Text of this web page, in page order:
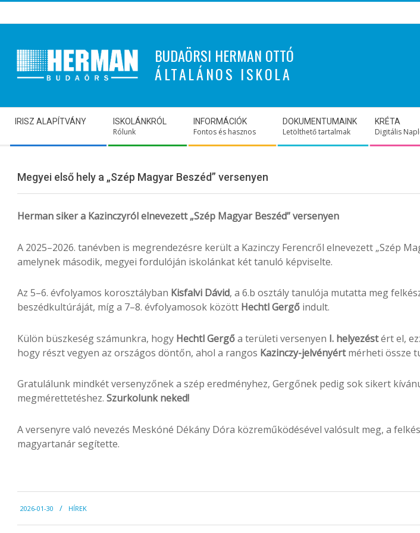
to
BUDAÖRSI HERMAN OTTÓ
ÁLTALÁNOS ISKOLA
Navigation
Menu
IRISZ ALAPÍTVÁNY ISKOLÁNKRÓL
Rólunk
INFORMÁCIÓK
Fontos és hasznos
DOKUMENTUMAINK
Letölthető tartalmak
KRÉTA
Digitális
Megyei első hely a „Szép Magyar Beszéd” versenyen
Herman siker a Kazinczyról elnevezett „Szép Magyar Beszéd” versenyen
A 2025–2026. tanévben is megrendezésre került a Kazinczy Ferencről elnevezett „Szép
amelynek második, megyei fordulóján iskolánkat két tanuló képviselte.
Az 5–6. évfolyamos korosztályban Kisfalvi Dávid, a 6.b osztály tanulója mutatta meg
beszédkultúráját, míg a 7–8. évfolyamosok között Hechtl Gergő indult.
Külön büszkeség számunkra, hogy Hechtl Gergőa területi versenyen I. helyezéstért el,
hogy részt vegyen az országos döntőn, ahol a rangos Kazinczy-jelvényértmérheti össze
Gratulálunk mindkét versenyzőnek a szép eredményhez, Gergőnek pedig sok sikert
megmérettetéshez. Szurkolunk neked!
A versenyre való nevezés Meskóné Dékány Dóra közreműködésével valósult meg, a
magyartanár segítette.
01-
30
2026-01-30 HÍREK